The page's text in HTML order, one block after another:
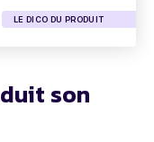
LE DICO DU PRODUIT
son